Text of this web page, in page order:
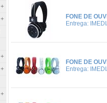
FONE DE
Entrega:
FONE DE
Entrega: